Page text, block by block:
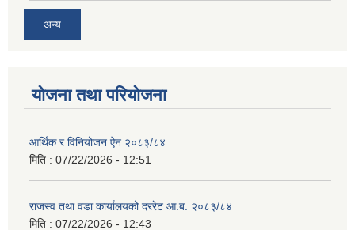
अन्य
योजना तथा परियोजना
आर्थिक र विनियोजन ऐन २०८३/८४
मिति : 07/22/2026 - 12:51
राजस्व तथा वडा कार्यालयको दररेट आ.ब. २०८३/८४
मिति : 07/22/2026 - 12:43